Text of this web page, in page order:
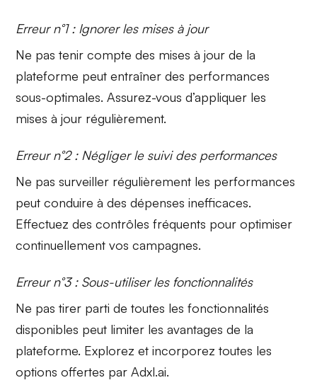
Erreur n°1 : Ignorer les mises à jour
Ne pas tenir compte des mises à jour de la
plateforme peut entraîner des performances
sous-optimales. Assurez-vous d’appliquer les
mises à jour régulièrement.
Erreur n°2 : Négliger le suivi des performances
Ne pas surveiller régulièrement les performances
peut conduire à des dépenses inefficaces.
Effectuez des contrôles fréquents pour optimiser
continuellement vos campagnes.
Erreur n°3 : Sous-utiliser les fonctionnalités
Ne pas tirer parti de toutes lesfonctionnalités
disponibles peut limiter les avantages de la
plateforme. Explorez et incorporez toutes les
options offertes par Adxl.ai.